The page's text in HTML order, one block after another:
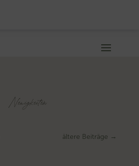
Neuigkeiten
ältere Beiträge →